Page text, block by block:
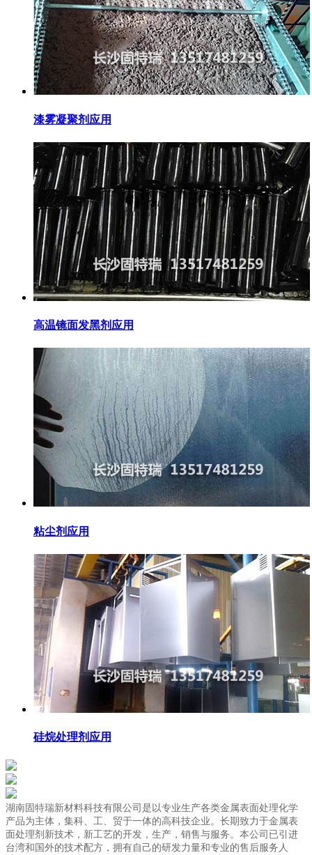
漆雾凝聚剂应用
高温镜面发黑剂应用
粘尘剂应用
硅烷处理剂应用
湖南固特瑞新材料科技有限公司是以专业生产各类金属表面处理化学
产品为主体，集科、工、贸于一体的高科技企业。长期致力于金属表
面处理剂新技术，新工艺的开发，生产，销售与服务。本公司已引进
台湾和国外的技术配方，拥有自己的研发力量和专业的售后服务人